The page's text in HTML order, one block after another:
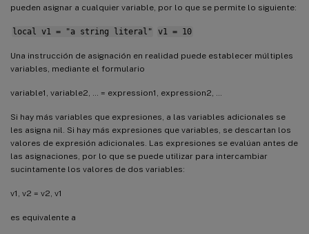
pueden asignar a cualquier variable, por lo que se permite lo siguiente:
local v1 = "a string literal" v1 = 10
Una instrucción de asignación en realidad puede establecer múltiples
variables, mediante el formulario
variable1, variable2, … = expression1, expression2, …
Si hay más variables que expresiones, a las variables adicionales se
les asigna nil. Si hay más expresiones que variables, se descartan los
valores de expresión adicionales. Las expresiones se evalúan antes de
las asignaciones, por lo que se puede utilizar para intercambiar
sucintamente los valores de dos variables:
v1, v2 = v2, v1
es equivalente a